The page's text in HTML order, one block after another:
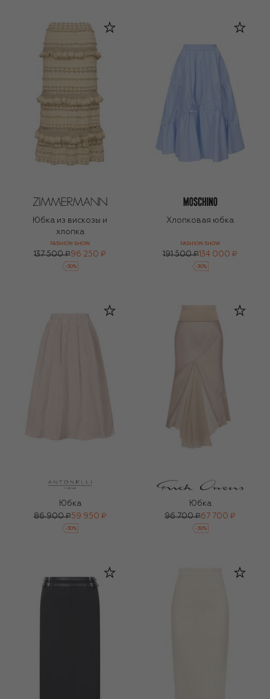
Юбка из вискозы и
хлопка
FASHION SHOW
137 500 ₽96 250 ₽
-30%
Хлопковая юбка
FASHION SHOW
191 500 ₽ 134 000 ₽
-30%
Юбка
86 900 ₽59 950 ₽
-30%
Юбка
96 700 ₽67 700 ₽
-30%